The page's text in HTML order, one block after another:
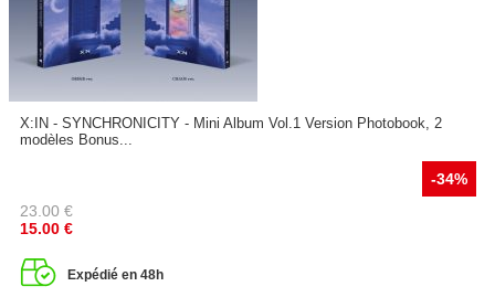
X:IN - SYNCHRONICITY - Mini Album Vol.1 Version Photobook, 2
modèles Bonus...
-34%
23.00 €
15.00 €
Expédié en 48h